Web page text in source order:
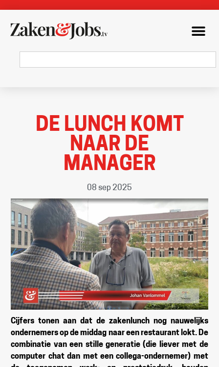
DE LUNCH KOMT
NAAR DE
MANAGER
08 sep 2025
Cijfers tonen aan dat de zakenlunch nog nauwelijks
ondernemers op de middag naar een restaurant lokt. De
combinatie van een stille generatie (die liever met de
computer chat dan met een collega-ondernemer) met